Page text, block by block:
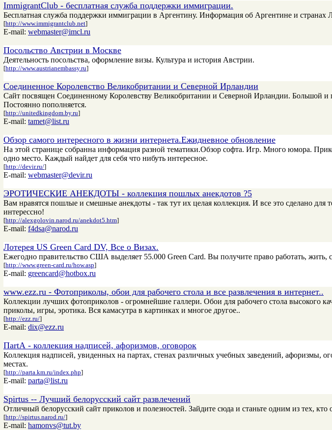
ImmigrantClub - бесплатная служба поддержки иммиграции.
Бесплатная служба поддержки иммиграции в Аргентину. Информация об Аргентине и
[http://www.immigrantclub.net]
E-mail: webmaster@imcl.ru
Посольство Австрии в Москве
Деятельность посольства, оформление визы. Культура и история Австрии.
[http://www.austrianembassy.ru]
Соединенное Королевство Великобритании и Северной Ирландии
Сайт посвящен Соединенному Королевству Великобритании и Северной Ирландии. Большой и
Постоянно пополняется.
[http://unitedkingdom.by.ru]
E-mail: tamet@list.ru
Обзор самого интересного в жизни интернета.Ежидневное обновление
На этой странице собранна информация разной тематики.Обзор софта. Игр. Много юмора.
одно место. Каждый найдет для себя что нибуть интересное.
[http://devir.ru/]
E-mail: webmaster@devir.ru
ЭРОТИЧЕСКИЕ АНЕКДОТЫ - коллекция пошлых анекдотов ?5
Вам нравятся пошлые и смешные анекдоты - так тут их целая коллекция. И все это сделано для
интерессно!
[http://alexgolovin.narod.ru/anekdot5.htm]
E-mail: f4dsa@narod.ru
Лотерея US Green Card DV, Все о Визах.
Ежегодно правительство США выделяет 55.000 Green Card. Вы получите право работать,
[http://www.green-card.ru/how.asp]
E-mail: greencard@hotbox.ru
www.ezz.ru - Фотоприколы, обои для рабочего стола и все развлечения в интернет..
Коллекции лучших фотоприколов - огромнейшие галлери. Обои для рабочего стола высокого
приколы, игры, эротика. Вся камасутра в картинках и многое другое..
[http://ezz.ru/]
E-mail: dix@ezz.ru
ПartА - коллекция надписей, афоризмов, оговорок
Коллекция надписей, увиденных на партах, стенах различных учебных заведений, афоризмы,
местах.
[http://parta.km.ru/index.php]
E-mail: parta@list.ru
Spirtus -- Лучший белорусский сайт развлечений
Отличный белорусский сайт приколов и полезностей. Зайдите сюда и станьте одним из тех,
[http://spirtus.narod.ru/]
E-mail: hamonvs@tut.by